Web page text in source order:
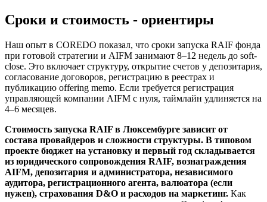
Сроки и стоимость - ориентиры
Наш опыт в COREDO показал, что сроки запуска RAIF фонда
при готовой стратегии и AIFM занимают 8–12 недель до soft-
close. Это включает структуру, открытие счетов у депозитария,
согласование договоров, регистрацию в реестрах и
публикацию offering memo. Если требуется регистрация
управляющей компании AIFM с нуля, таймлайн удлиняется на
4–6 месяцев.
Стоимость запуска RAIF в Люксембурге зависит от
состава провайдеров и сложности структуры. В типовом
проекте бюджет на установку и первый год складывается
из юридического сопровождения RAIF, вознаграждения
AIFM, депозитария и администратора, независимого
аудитора, регистрационного агента, валюатора (если
нужен), страхования D&O и расходов на маркетинг. Как